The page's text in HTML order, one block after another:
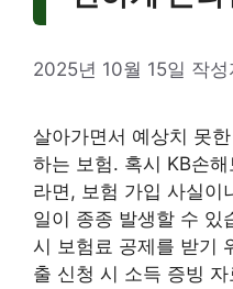
2025년 10월 15일 작성
살아가면서 예상치 못
하는 보험. 혹시 KB손
라면, 보험 가입 사실이
일이 종종 발생할 수 있
시 보험료 공제를 받기
출 신청 시 소득 증빙